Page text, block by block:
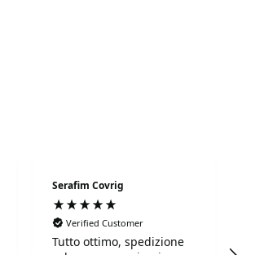
Serafim Covrig
Verified Customer
Tutto ottimo, spedizione